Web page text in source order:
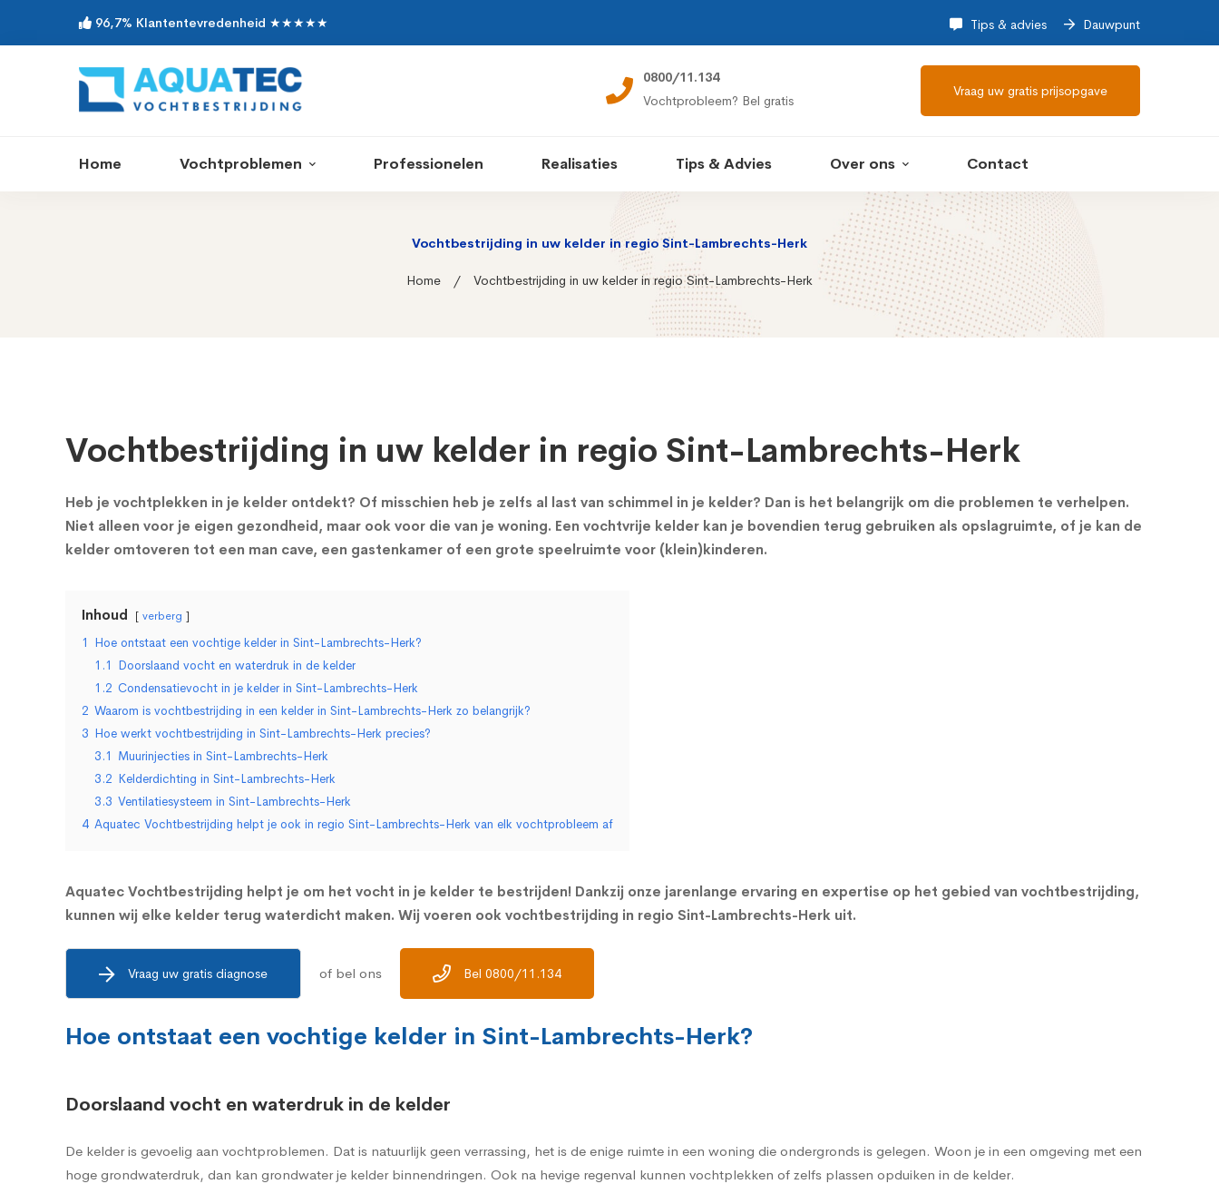
96,7% Klantentevredenheid ★★★★★ Tips & advies Dauwpunt
0800/11.134
Vochtprobleem? Bel gratis
Vraag uw gratis prijsopgave
Home Vochtproblemen Professionelen Realisaties Tips & Advies Over ons Contact
Vochtbestrijding in uw kelder in regio Sint-Lambrechts-Herk
Home Vochtbestrijding in uw kelder in regio Sint-Lambrechts-Herk
Vochtbestrijding in uw kelder in regio Sint-Lambrechts-Herk
Heb je vochtplekken in je kelder ontdekt? Of misschien heb je zelfs al last van schimmel in je kelder? Dan is het belangrijk om die problemen te verhelpen.
Niet alleen voor je eigen gezondheid, maar ook voor die van je woning. Een vochtvrije kelder kan je bovendien terug gebruiken als opslagruimte, of je kan de
kelder omtoveren tot een man cave, een gastenkamer of een grote speelruimte voor (klein)kinderen.
Inhoud verberg
1 Hoe ontstaat een vochtige kelder in Sint-Lambrechts-Herk?
1.1 Doorslaand vocht en waterdruk in de kelder
1.2 Condensatievocht in je kelder in Sint-Lambrechts-Herk
2 Waarom is vochtbestrijding in een kelder in Sint-Lambrechts-Herk zo belangrijk?
3 Hoe werkt vochtbestrijding in Sint-Lambrechts-Herk precies?
3.1 Muurinjecties in Sint-Lambrechts-Herk
3.2 Kelderdichting in Sint-Lambrechts-Herk
3.3 Ventilatiesysteem in Sint-Lambrechts-Herk
4 Aquatec Vochtbestrijding helpt je ook in regio Sint-Lambrechts-Herk van elk vochtprobleem af
Aquatec Vochtbestrijding helpt je om het vocht in je kelder te bestrijden! Dankzij onze jarenlange ervaring en expertise op het gebied van vochtbestrijding,
kunnen wij elke kelder terug waterdicht maken. Wij voeren ook vochtbestrijding in regio Sint-Lambrechts-Herk uit.
Vraag uw gratis diagnose of bel ons Bel 0800/11.134
Hoe ontstaat een vochtige kelder in Sint-Lambrechts-Herk?
Doorslaand vocht en waterdruk in de kelder
De kelder is gevoelig aan vochtproblemen. Dat is natuurlijk geen verrassing, het is de enige ruimte in een woning die ondergronds is gelegen. Woon je in een omgeving met een
hoge grondwaterdruk, dan kan grondwater je kelder binnendringen. Ook na hevige regenval kunnen vochtplekken of zelfs plassen opduiken in de kelder.